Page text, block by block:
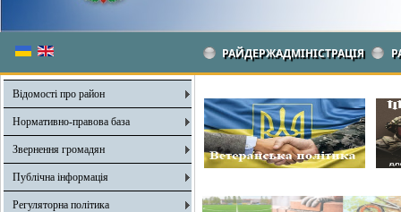
РАЙДЕРЖАДМІНІСТРАЦІЯ
Відомості про район
Нормативно-правова база
Звернення громадян
Публічна інформація
Регуляторна політика